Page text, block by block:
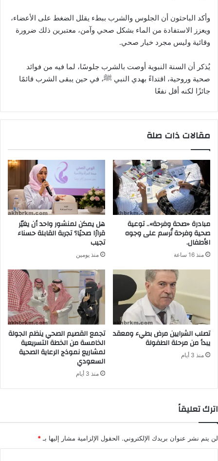
وأكد الباحثون أن الجلوس والشرب ببطء يقلل الضغط على الأعضاء،
ويعزز الاستفادة من الماء بشكل صحي وآمن، معتبرين ذلك ضرورة
وقائية وليس مجرد خيار صحي.
يُذكر أن السنة النبوية أوصت بالشرب جلوسًا، لما فيه من فوائد
صحية وروحية، اقتداءً بهدي النبي ﷺ، في حين يبقى الشرب قائمًا
جائزًا لكنه أقل نفعًا
مقالات ذات صلة
مبادرة «صحة وفرحة».. توعية
صحية وفرحة تُرسم على وجوه
الأطفال.
منذ 16 ساعة
هل يمكن لمنشور واحد أن يغيّر
قرارًا صحيًا؟ تجربة القابلة حسناء
تجيب
منذ يومين
تصلب الشرايين مرض بطيء ومعقد
يبدأ من مرحلة الطفولة
منذ 3 أيام
تجمع القصيم الصحي ينظم الجولة
الخامسة من الخطة التسريعية
لمشاريع نموذج الرعاية الصحية
السعودي
منذ 3 أيام
اترك تعليقاً
لن يتم نشر عنوان بريدك الإلكتروني. الحقول الإلزامية مشار إليها بـ *